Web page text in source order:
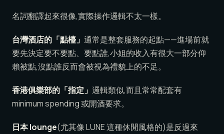
名詞翻譯起來很像,實際操作邏輯不太一樣。
台灣酒店的「點檯」 通常是整套服務的起點——進場前就
要先決定要不要點、要點誰,小姐的收入有很大一部分仰
賴被點,沒點誰反而會被視為禮貌上的不足。
香港俱樂部的「指定」 邏輯類似,而且常常配套有
minimum spending 或開酒要求。
日本 lounge(尤其像 LUNE 這種休閒風格的)是反過來